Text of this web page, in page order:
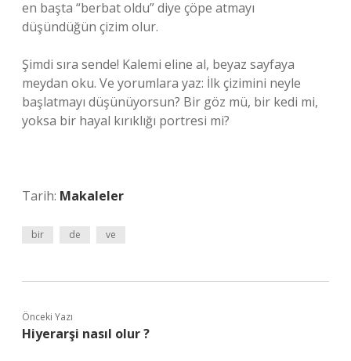
en başta “berbat oldu” diye çöpe atmayı
düşündüğün çizim olur.
Şimdi sıra sende! Kalemi eline al, beyaz sayfaya
meydan oku. Ve yorumlara yaz: İlk çizimini neyle
başlatmayı düşünüyorsun? Bir göz mü, bir kedi mi,
yoksa bir hayal kırıklığı portresi mi?
Tarih: Makaleler
bir de ve
Önceki Yazı
Hiyerarşi nasıl olur ?